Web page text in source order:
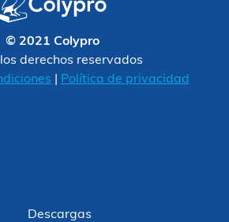
© 2021 Colypro
los derechos reservados
Política de privacidad
Descargas